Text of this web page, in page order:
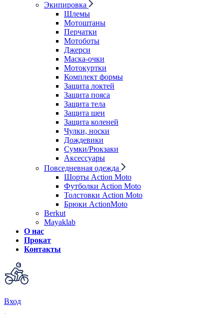
Экипировка
Шлемы
Мотоштаны
Перчатки
Мотоботы
Джерси
Маска-очки
Мотокуртки
Комплект формы
Защита локтей
Защита пояса
Защита тела
Защита шеи
Защита коленей
Чулки, носки
Дождевики
Сумки/Рюкзаки
Аксессуары
Повседневная одежда
Шорты Action Moto
Футболки Action Moto
Толстовки Action Moto
Брюки ActionMoto
Berkut
Mayaklab
О нас
Прокат
Контакты
Вход